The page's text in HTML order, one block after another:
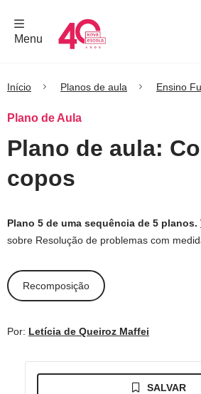
Menu
Início Planos de aula Ensino
Plano de Aula
Plano de aula:
copos
Plano 5 de uma sequência de 5 planos.
sobre Resolução de problemas com
Recomposição
Por: Letícia de Queiroz Maffei
SALVAR